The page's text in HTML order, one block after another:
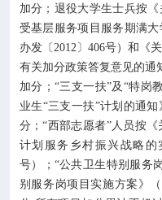
加分；退役大学生士兵按
受基层服务项目服务期满
办发〔2012〕406号）和《
有关加分政策答复意见的通
加分；“三支一扶”及“特岗
业生“三支一扶”计划的通
分；“西部志愿者”人员按
计划服务乡村振兴战略的
号）；“公共卫生特别服务
别服务岗项目实施方案》